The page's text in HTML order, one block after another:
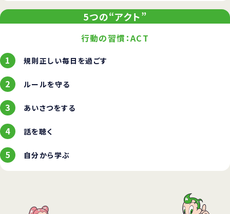
5つの“アクト”
行動の習慣：ACT
規則正しい毎日を過ごす
ルールを守る
あいさつをする
話を聴く
自分から学ぶ